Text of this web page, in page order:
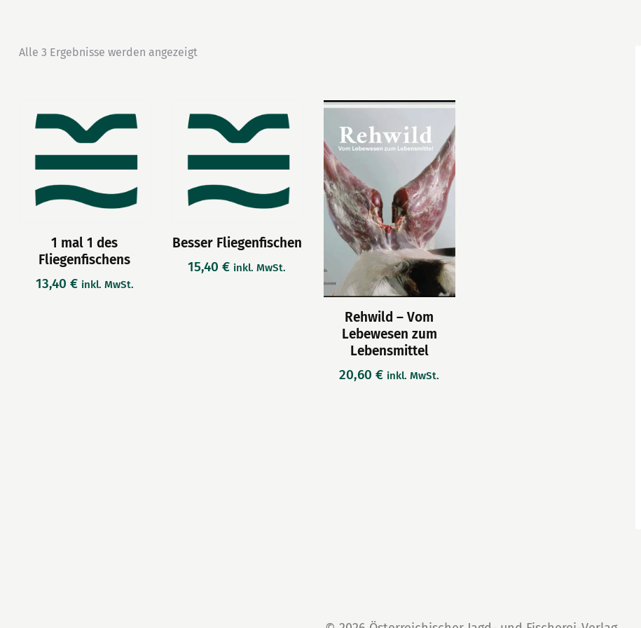
Alle 3 Ergebnisse werden angezeigt
1 mal 1 des
Fliegenfischens
13,40 € inkl. MwSt.
Besser Fliegenfischen
15,40€ inkl. MwSt.
Rehwild – Vom
Lebewesen zum
Lebensmittel
20,60€ inkl. MwSt.